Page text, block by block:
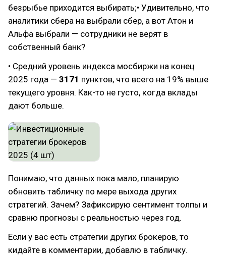
безрыбье приходится выбирать;• Удивительно, что
аналитики сбера на выбрали сбер, а вот Атон и
Альфа выбрали — сотрудники не верят в
собственный банк?
• Средний уровень индекса мосбиржи на конец
2025 года — 3171 пунктов, что всего на 19% выше
текущего уровня. Как-то не густо, когда вклады
дают больше.
Понимаю, что данных пока мало, планирую
обновить табличку по мере выхода других
стратегий. Зачем? Зафиксирую сентимент толпы и
сравню прогнозы с реальностью через год.
Если у вас есть стратегии других брокеров, то
кидайте в комментарии, добавлю в табличку.